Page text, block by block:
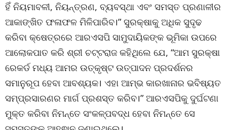
ହିଁ ନିୟମାବଳୀ, ନିୟନ୍ତ୍ରଣ, ବ୍ୟବସ୍ଥା ଏବଂ ସମସ୍ତ ପ୍ରଣାଳୀର
ଆକାଙ୍ଖିତ ଫଳାଫଳ ମିଳିପାରିବ।” ସୁରକ୍ଷାକୁ ଅଧିକ ସୁଦୃଢ
କରିବା କ୍ଷେତ୍ରରେ ଆରଏସପି ସାମୁଦାୟିକଙ୍କ ଭୂମିକା ଉପରେ
ଆଲୋକପାତ କରି ଶ୍ରୀ ଚଟ୍ଟରାଜ କହିଥିଲେ ଯେ, “ଆମ ସୁରକ୍ଷା
ରେକର୍ଡ ମଧ୍ୟ ଆମର ଉତ୍କୃଷ୍ଟ ଉତ୍ପାଦନ ପ୍ରଦର୍ଶନର
ସମାନୁରୂପ ହେବା ଆବଶ୍ୟକ। ଏହା ଆମ୍ଭ କାରଖାନାର ଭବିଷ୍ୟତ
ସମ୍ପ୍ରସାରଣର ମାର୍ଗ ପ୍ରଶସ୍ତ କରିବ।” ଆରଏସପିକୁ ଦୁର୍ଘଟଣା
ମୁକ୍ତ କରିବା ନିମନ୍ତେ ସଂକଳ୍ପବଦ୍ଧ ହେବା ନିମନ୍ତେ ସେ